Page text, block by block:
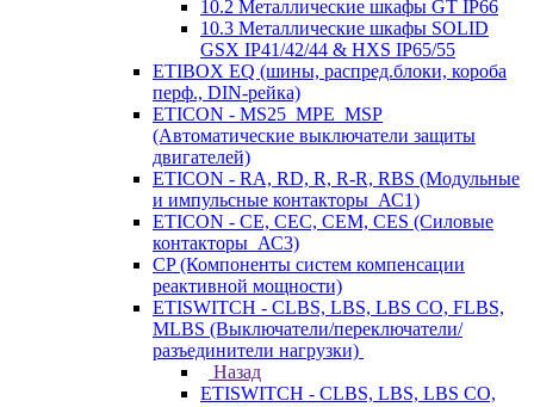
10.2 Металлические шкафы GT IP66
10.3 Металлические шкафы SOLID
GSX IP41/42/44 & HXS IP65/55
ETIBOX EQ (шины, распред.блоки, короба
перф., DIN-рейка)
ETICON - MS25_MPE_MSP
(Автоматические выключатели защиты
двигателей)
ETICON - RA, RD, R, R-R, RBS (Модульные
и импульсные контакторы_АС1)
ETICON - CE, CEC, CEM, CES (Силовые
контакторы_АС3)
CP (Компоненты систем компенсации
реактивной мощности)
ETISWITCH - CLBS, LBS, LBS CO, FLBS,
MLBS (Выключатели/переключатели/
разъединители нагрузки)
Назад
ETISWITCH - CLBS, LBS, LBS CO,